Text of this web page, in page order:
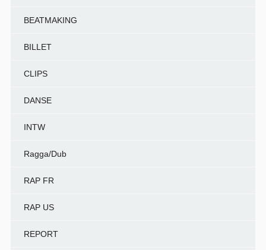
BEATMAKING
BILLET
CLIPS
DANSE
INTW
Ragga/Dub
RAP FR
RAP US
REPORT